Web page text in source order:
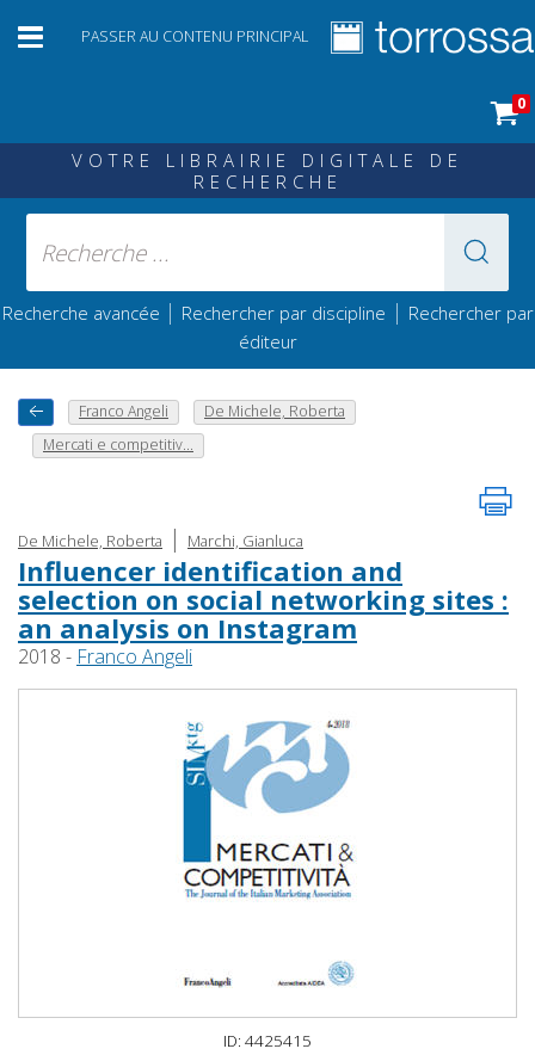
PASSER AU CONTENU PRINCIPAL
0
VOTRE LIBRAIRIE DIGITALE DE
RECHERCHE
Recherche avancée | Rechercher par discipline | Rechercher par
éditeur
Franco Angeli
De Michele, Roberta
Mercati e competitiv...
De Michele, Roberta | Marchi, Gianluca
Influencer identification and
selection on social networking sites :
an analysis on Instagram
2018 - Franco Angeli
ID: 4425415